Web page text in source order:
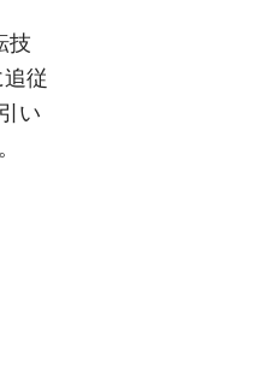
技
従
い